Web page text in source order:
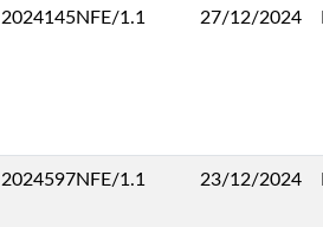
2024145NFE/1.1 27/12/2024
2024597NFE/1.1 23/12/2024